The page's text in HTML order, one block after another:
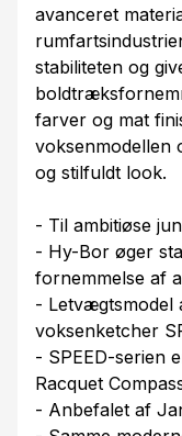
avanceret
stabiliteten og
farver og mat
voksenmodellen
og stilfuldt look.
- Til ambitiøse
- Hy-Bor øger
fornemmelse af
- Letvægtsmodel
voksenketcher
- SPEED-serien
Racquet
- Anbefalet af